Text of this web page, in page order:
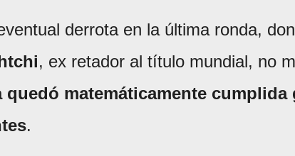
derrota en la última ronda,
, ex retador al título mundial, no
quedó matemáticamente cumplida
.